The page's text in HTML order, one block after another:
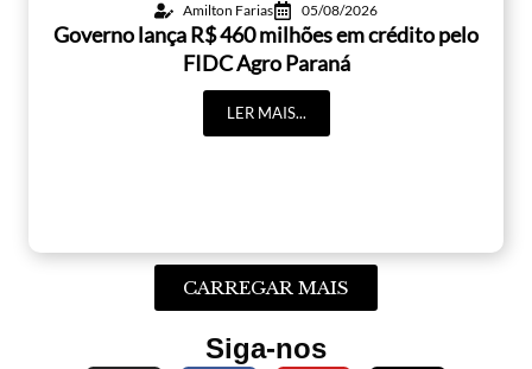
Amilton Farias 05/08/2026
Governo lança R$ 460 milhões em crédito pelo
FIDC Agro Paraná
LER MAIS...
CARREGAR MAIS
Siga-nos